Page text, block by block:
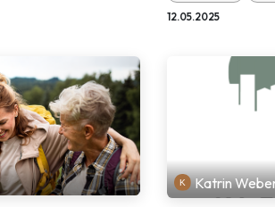
12.05.2025
Katrin